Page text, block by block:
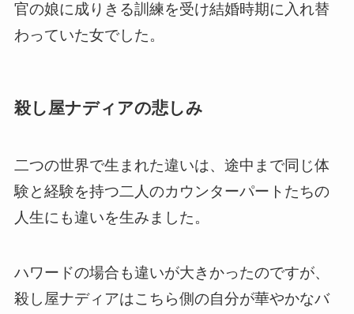
官の娘に成りきる訓練を受け結婚時期に入れ替
わっていた女でした。
殺し屋ナディアの悲しみ
二つの世界で生まれた違いは、途中まで同じ体
験と経験を持つ二人のカウンターパートたちの
人生にも違いを生みました。
ハワードの場合も違いが大きかったのですが、
殺し屋ナディアはこちら側の自分が華やかなバ